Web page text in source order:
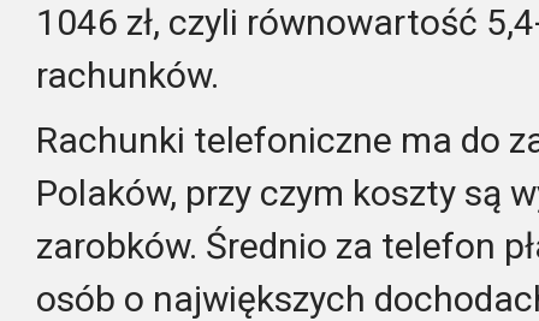
1046 zł, czyli równowartość
rachunków.
Rachunki telefoniczne ma do
Polaków, przy czym koszty są
zarobków. Średnio za telefon
osób o największych